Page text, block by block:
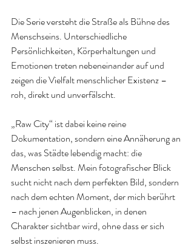
Die Serie versteht die Straße als Bühne des
Menschseins. Unterschiedliche
Persönlichkeiten, Körperhaltungen und
Emotionen treten nebeneinander auf und
zeigen die Vielfalt menschlicher Existenz –
roh, direkt und unverfälscht.
„Raw City“ ist dabei keine reine
Dokumentation, sondern eine Annäherung an
das, was Städte lebendig macht: die
Menschen selbst. Mein fotografischer Blick
sucht nicht nach dem perfekten Bild, sondern
nach dem echten Moment, der mich berührt
– nach jenen Augenblicken, in denen
Charakter sichtbar wird, ohne dass er sich
selbst inszenieren muss.